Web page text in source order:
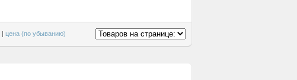
| цена (по убыванию)